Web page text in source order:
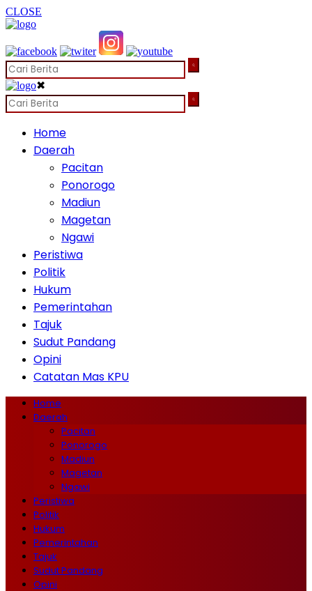
CLOSE
✖
Home
Daerah
Pacitan
Ponorogo
Madiun
Magetan
Ngawi
Peristiwa
Politik
Hukum
Pemerintahan
Tajuk
Sudut Pandang
Opini
Catatan Mas KPU
Home
Daerah
Pacitan
Ponorogo
Madiun
Magetan
Ngawi
Peristiwa
Politik
Hukum
Pemerintahan
Tajuk
Sudut Pandang
Opini